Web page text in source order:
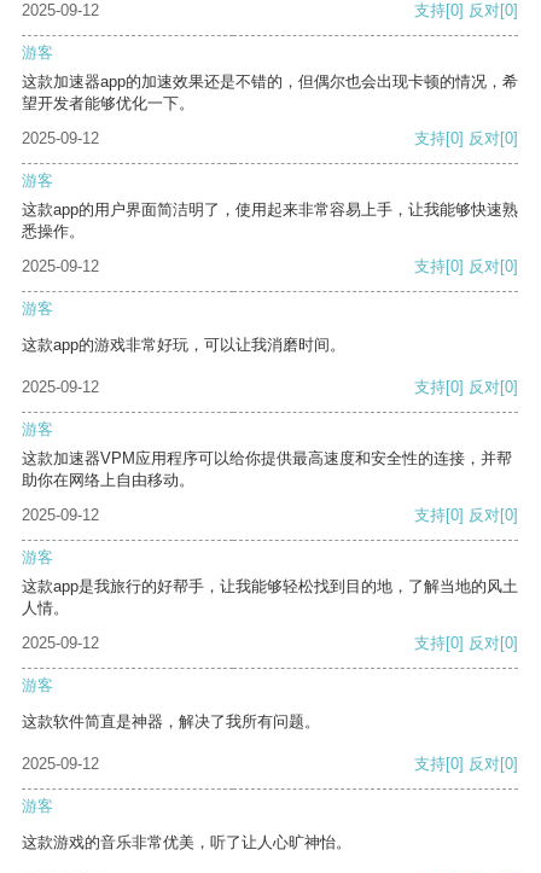
2025-09-12
支持[0] 反对[0]
游客
这款加速器app的加速效果还是不错的，但偶尔也会出现卡顿的情况，希
望开发者能够优化一下。
2025-09-12
支持[0] 反对[0]
游客
这款app的用户界面简洁明了，使用起来非常容易上手，让我能够快速熟
悉操作。
2025-09-12
支持[0] 反对[0]
游客
这款app的游戏非常好玩，可以让我消磨时间。
2025-09-12 支持[0] 反对[0]
游客
这款加速器VPM应用程序可以给你提供最高速度和安全性的连接，并帮
助你在网络上自由移动。
2025-09-12
支持[0] 反对[0]
游客
这款app是我旅行的好帮手，让我能够轻松找到目的地，了解当地的风土
人情。
2025-09-12
支持[0] 反对[0]
游客
这款软件简直是神器，解决了我所有问题。
2025-09-12 支持[0] 反对[0]
游客
这款游戏的音乐非常优美，听了让人心旷神怡。